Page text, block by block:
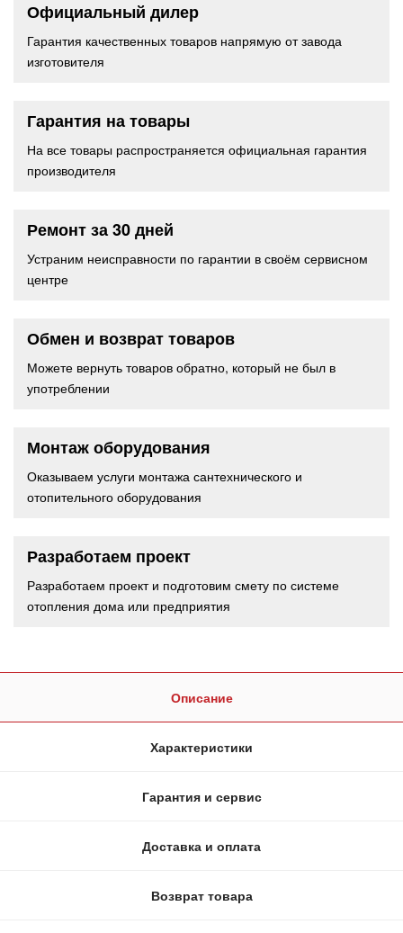
Официальный дилер
Гарантия качественных товаров напрямую от завода
изготовителя
Гарантия на товары
На все товары распространяется официальная гарантия
производителя
Ремонт за 30 дней
Устраним неисправности по гарантии в своём сервисном
центре
Обмен и возврат товаров
Можете вернуть товаров обратно, который не был в
употреблении
Монтаж оборудования
Оказываем услуги монтажа сантехнического и
отопительного оборудования
Разработаем проект
Разработаем проект и подготовим смету по системе
отопления дома или предприятия
Описание
Характеристики
Гарантия и сервис
Доставка и оплата
Возврат товара